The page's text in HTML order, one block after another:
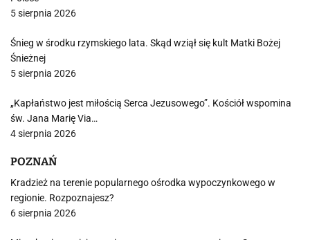
5 sierpnia 2026
Śnieg w środku rzymskiego lata. Skąd wziął się kult Matki Bożej
Śnieżnej
5 sierpnia 2026
„Kapłaństwo jest miłością Serca Jezusowego”. Kościół wspomina
św. Jana Marię Via…
4 sierpnia 2026
POZNAŃ
Kradzież na terenie popularnego ośrodka wypoczynkowego w
regionie. Rozpoznajesz?
6 sierpnia 2026